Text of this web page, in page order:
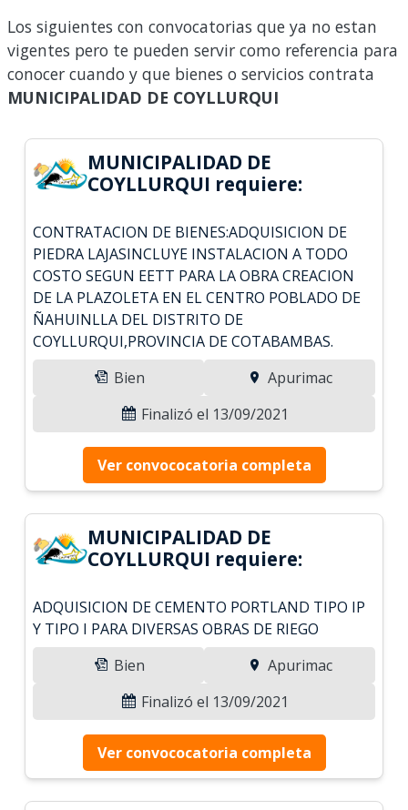
Los siguientes con convocatorias que ya no estan
vigentes pero te pueden servir como referencia para
conocer cuando y que bienes o servicios contrata
MUNICIPALIDAD DE COYLLURQUI
MUNICIPALIDAD DE
COYLLURQUI requiere:
CONTRATACION DE BIENES:ADQUISICION DE
PIEDRA LAJASINCLUYE INSTALACION A TODO
COSTO SEGUN EETT PARA LA OBRA CREACION
DE LA PLAZOLETA EN EL CENTRO POBLADO DE
ÑAHUINLLA DEL DISTRITO DE
COYLLURQUI,PROVINCIA DE COTABAMBAS.
Bien
Apurimac
Finalizó el 13/09/2021
Ver convococatoria completa
MUNICIPALIDAD DE
COYLLURQUI requiere:
ADQUISICION DE CEMENTO PORTLAND TIPO IP
Y TIPO I PARA DIVERSAS OBRAS DE RIEGO
Bien
Apurimac
Finalizó el 13/09/2021
Ver convococatoria completa